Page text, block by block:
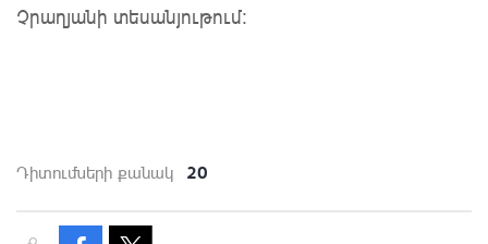
Չրաղյանի տեսանյութում:
Դիտումների քանակ 20